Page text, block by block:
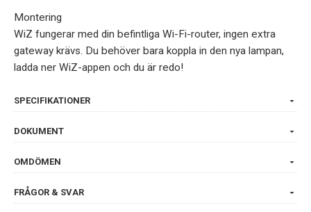
Montering
WiZ fungerar med din befintliga Wi-Fi-router, ingen extra
gateway krävs. Du behöver bara koppla in den nya lampan,
ladda ner WiZ-appen och du är redo!
SPECIFIKATIONER
DOKUMENT
OMDÖMEN
FRÅGOR & SVAR